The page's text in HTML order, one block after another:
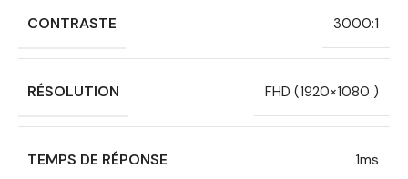
CONTRASTE 3000:1
RÉSOLUTION FHD (1920×1080 )
TEMPS DE RÉPONSE 1ms